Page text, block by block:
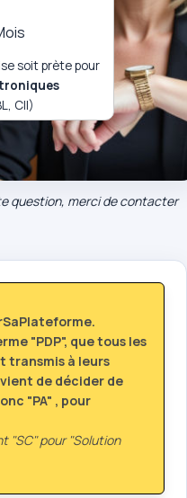
soit prète pour
CII)
question, merci de contacter
"PDP", que tous les
transmis à leurs
de décider de
"PA" , pour
"SC" pour "Solution